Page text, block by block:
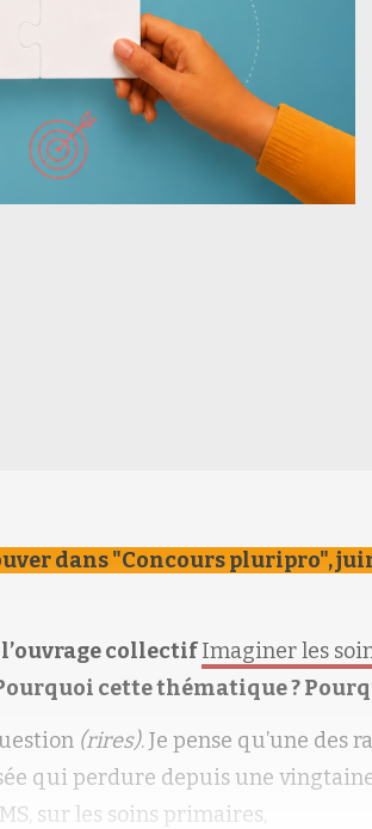
dans "Concours pluripro",
collectifImaginer les
cette thématique ?
(rires). Je pense qu’une des
qui perdure depuis une vingtaine
sur les soins primaires,